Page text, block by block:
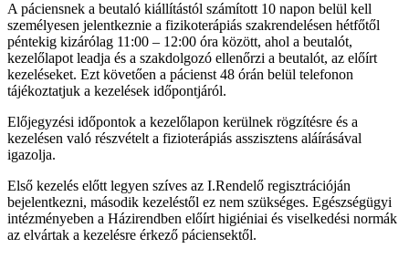
A páciensnek a beutaló kiállítástól számított 10 napon belül kell
személyesen jelentkeznie a fizikoterápiás szakrendelésen hétfőtől
péntekig kizárólag 11:00 – 12:00 óra között, ahol a beutalót,
kezelőlapot leadja és a szakdolgozó ellenőrzi a beutalót, az előírt
kezeléseket. Ezt követően a pácienst 48 órán belül telefonon
tájékoztatjuk a kezelések időpontjáról.
Előjegyzési időpontok a kezelőlapon kerülnek rögzítésre és a
kezelésen való részvételt a fizioterápiás asszisztens aláírásával
igazolja.
Első kezelés előtt legyen szíves az I.Rendelő regisztrációján
bejelentkezni, második kezeléstől ez nem szükséges. Egészségügyi
intézményeben a Házirendben előírt higiéniai és viselkedési normák
az elvártak a kezelésre érkező páciensektől.